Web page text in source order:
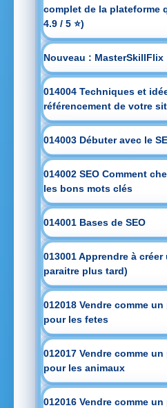
complet de la plateforme
4.9 / 5 ⭐)
Nouveau : MasterSkillFlix
014004 Techniques et
référencement de votre
014003 Débuter avec le
014002 SEO Comment
les bons mots clés
014001 Bases de SEO
013001 Apprendre à
paraitre plus tard)
012018 Vendre comme
pour les fetes
012017 Vendre comme
pour les animaux
012016 Vendre comme